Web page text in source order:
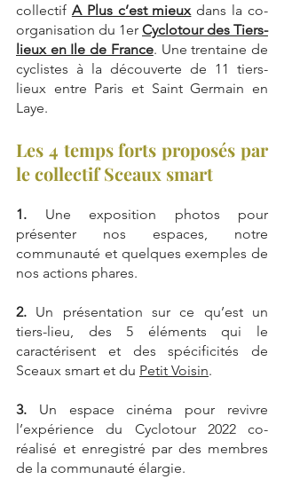
collectif A Plus c’est mieux dans la co-
organisation du 1er Cyclotour des Tiers-
lieux en Ile de France. Une trentaine de
cyclistes à la découverte de 11 tiers-
lieux entre Paris et Saint Germain en
Laye.
Les 4 temps forts proposés par
le collectif Sceaux smart
1. Une exposition photos pour
présenter nos espaces, notre
communauté et quelques exemples de
nos actions phares.
2. Un présentation sur ce qu’est un
tiers-lieu, des 5 éléments qui le
caractérisent et des spécificités de
Sceaux smart et du Petit Voisin.
3. Un espace cinéma pour revivre
l’expérience du Cyclotour 2022 co-
réalisé et enregistré par des membres
de la communauté élargie.